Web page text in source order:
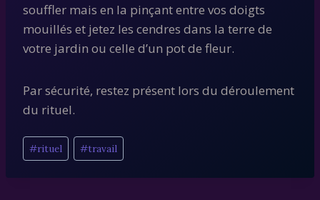
souffler mais en la pinçant entre vos doigts
mouillés et jetez les cendres dans la terre de
votre jardin ou celle d’un pot de fleur.
Par sécurité, restez présent lors du déroulement
du rituel.
Étiquettes
de
#rituel #travail